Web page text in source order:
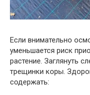
Если внимательно
уменьшается риск
растение. Заглянуть
трещинки коры.
содержать: